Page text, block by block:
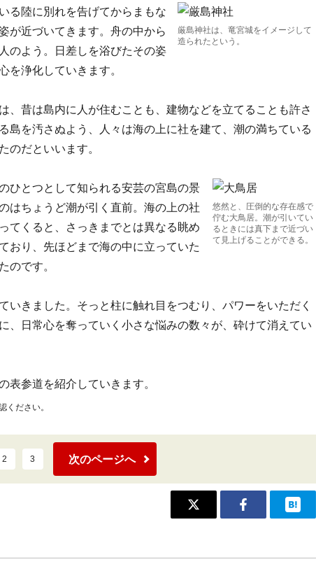
厳島神社は、竜宮城をイメージして
造られたという。
る陸に別れを告げてからまもな
が近づいてきます。舟の中から
のよう。日差しを浴びたその姿
を浄化していきます。
、昔は島内に人が住むことも、建物などを立てることも許さ
島を汚さぬよう、人々は海の上に社を建て、潮の満ちている
のだといいます。
悠然と、圧倒的な存在感で
佇む大鳥居。潮が引いてい
るときには真下まで近づい
て見上げることができる。
ひとつとして知られる安芸の宮島の景
はちょうど潮が引く直前。海の上の社
てくると、さっきまでとは異なる眺め
おり、先ほどまで海の中に立っていた
のです。
いきました。そっと柱に触れ目をつむり、パワーをいただく
、日常心を奪っていく小さな悩みの数々が、砕けて消えてい
表参道を紹介していきます。
ください。
2 3 次のページへ